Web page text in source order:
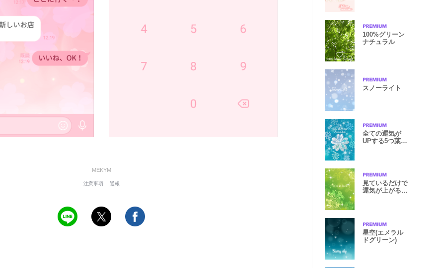
MEKYM
注意事項 通報
100%グリーン
ナチュラル
スノーライト
全ての運気が
UPする5つ葉ク
見ているだけで
運気が上がる・
星空(エメラル
ドグリーン)